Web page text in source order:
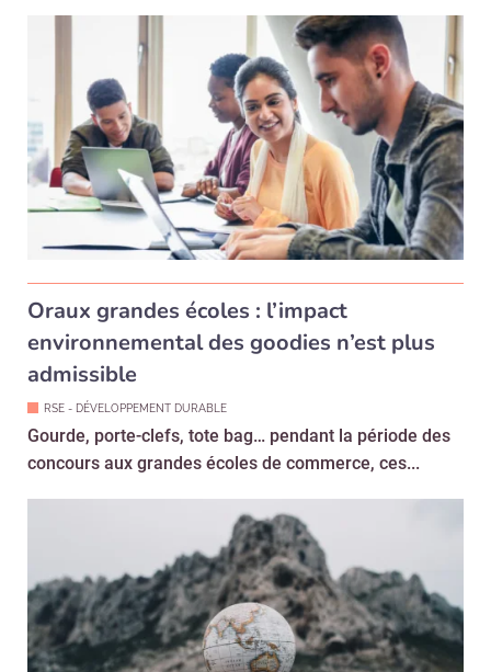
Oraux grandes écoles : l’impact
environnemental des goodies n’est plus
admissible
RSE - DÉVELOPPEMENT DURABLE
Gourde, porte-clefs, tote bag… pendant la période des
concours aux grandes écoles de commerce, ces...